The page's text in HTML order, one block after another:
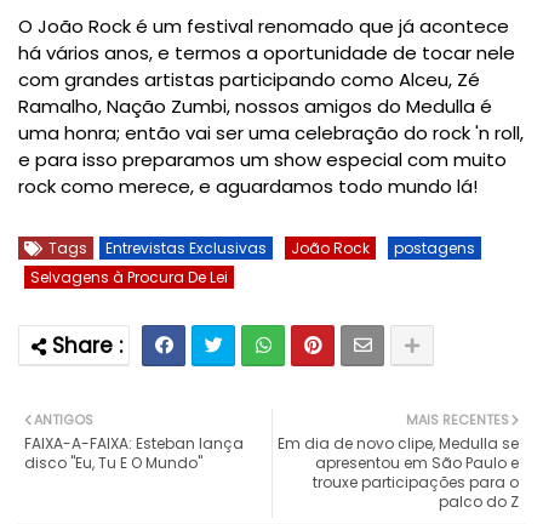
O João Rock é um festival renomado que já acontece
há vários anos, e termos a oportunidade de tocar nele
com grandes artistas participando como Alceu, Zé
Ramalho, Nação Zumbi, nossos amigos do Medulla é
uma honra; então vai ser uma celebração do rock 'n roll,
e para isso preparamos um show especial com muito
rock como merece, e aguardamos todo mundo lá!
Tags Entrevistas Exclusivas João Rock
postagens
Selvagens à Procura De Lei
MAIS RECENTES
Em dia de novo clipe, Medulla se
apresentou em São Paulo e
trouxe participações para o
palco do Z
ANTIGOS
FAIXA-A-FAIXA: Esteban lança
disco "Eu, Tu E O Mundo"